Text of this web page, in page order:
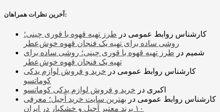
آخرین نظرات همراهان:
کارشناس روابط عمومی در طرز تهیه قهوه با قوری چینی؛
روشی ساده برای تهیه یک فنجان قهوه خوش‌عطر
شمیم در طرز تهیه قهوه با قوری چینی؛ روشی ساده برای
تهیه یک فنجان قهوه خوش‌عطر
کارشناس روابط عمومی در خرید و فروش لوازم یدکی
کوماتسو
اکبری در خرید و فروش لوازم یدکی کوماتسو
کارشناس روابط عمومی در بهترین سایت خرید آجیل؛ معرفی
۱۰ برند معتبر آجیل و خشکبار در ایران